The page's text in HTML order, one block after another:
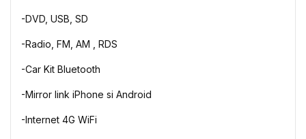
-DVD, USB, SD
-Radio, FM, AM , RDS
-Car Kit Bluetooth
-Mirror link iPhone si Android
-Internet 4G WiFi